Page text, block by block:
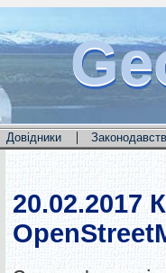
Довідники |
20.02.2017